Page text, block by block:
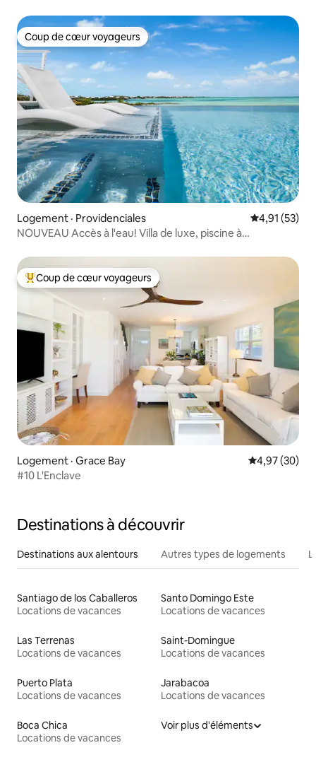
Coup de cœur voyageurs
Coup de cœur voyageurs
Logement · Providenciales Note
4,91 (53)
NOUVEAU Accès à l'eau! Villa de luxe, piscine à
Coup de cœur voyageurs parmi les plus aimés
Coup de cœur voyageurs
Logement · Grace Bay Note
4,97 (30)
#10 L'Enclave
Destinations à découvrir
Destinations aux alentours Autres types de logements
Santiago de los Caballeros
Locations de vacances
Santo Domingo Este
Locations de vacances
Las Terrenas
Locations de vacances
Saint-Domingue
Locations de vacances
Puerto Plata
Locations de vacances
Jarabacoa
Locations de vacances
Boca Chica
Locations de vacances
Voir plus d'éléments